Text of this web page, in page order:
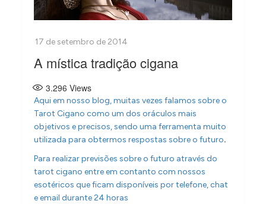
A mística tradição cigana
3.296 Views
Aqui em nosso blog, muitas vezes falamos sobre o
Tarot Cigano como um dos oráculos mais
objetivos e precisos, sendo uma ferramenta muito
utilizada para obtermos respostas sobre o futuro.
Para realizar previsões sobre o futuro através do
tarot cigano entre em contanto com nossos
esotéricos que ficam disponíveis por telefone, chat
e email durante 24 horas